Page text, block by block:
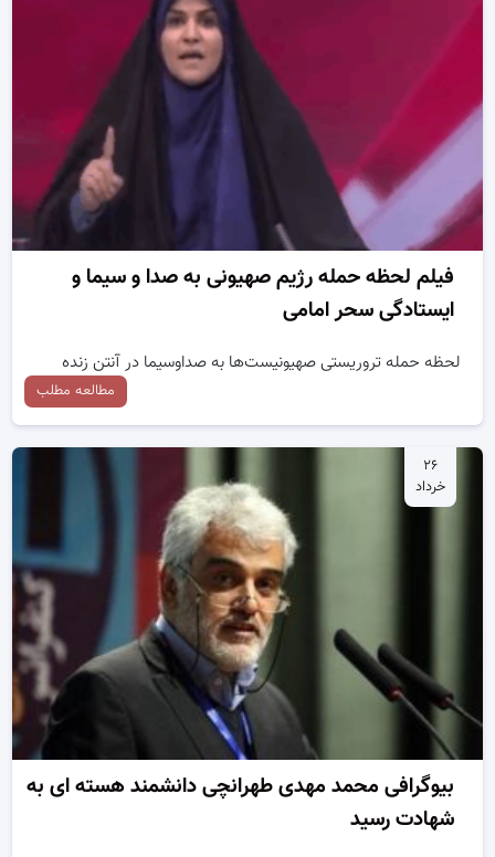
فیلم لحظه حمله رژیم صهیونی به صدا و سیما و
ایستادگی سحر امامی
لحظه حمله تروریستی صهیونیست‌ها به صداوسیما در آنتن زنده
مطالعه مطلب
۲۶
خرداد
بیوگرافی محمد مهدی طهرانچی دانشمند هسته ای به
شهادت رسید